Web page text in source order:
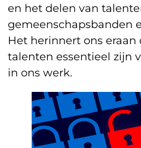
en het delen van
gemeenschapsbanden
Het herinnert ons eraan
talenten essentieel zijn
in ons werk.